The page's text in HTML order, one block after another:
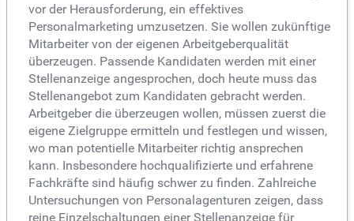
vor der Herausforderung, ein effektives
Personalmarketing umzusetzen. Sie wollen zukünftige
Mitarbeiter von der eigenen Arbeitgeberqualität
überzeugen. Passende Kandidaten werden mit einer
Stellenanzeige angesprochen, doch heute muss das
Stellenangebot zum Kandidaten gebracht werden.
Arbeitgeber die überzeugen wollen, müssen zuerst die
eigene Zielgruppe ermitteln und festlegen und wissen,
wo man potentielle Mitarbeiter richtig ansprechen
kann. Insbesondere hochqualifizierte und erfahrene
Fachkräfte sind häufig schwer zu finden. Zahlreiche
Untersuchungen von Personalagenturen zeigen, dass
reine Einzelschaltungen einer Stellenanzeige für